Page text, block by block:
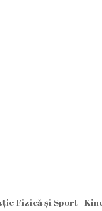
Fizică şi Sport -